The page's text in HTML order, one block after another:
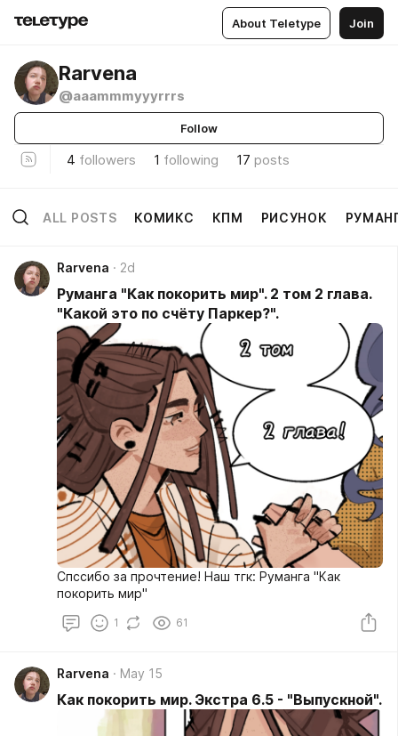
About Teletype Join
Rarvena
@aaammmyyyrrrs
Follow
4 followers 1 following 17 posts
ALL POSTS КОМИКС КПМ РИСУНОК
Rarvena 2d
Руманга "Как покорить мир". 2 том 2 глава.
"Какой это по счёту Паркер?".
Спссибо за прочтение! Наш тгк: Руманга "Как
покорить мир"
1 61
Rarvena May 15
Как покорить мир. Экстра 6.5 - "Выпускной".